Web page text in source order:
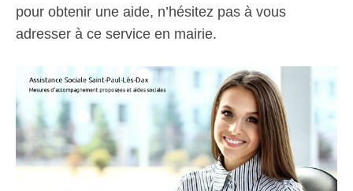
pour obtenir une aide, n’hésitez pas à vous
adresser à ce service en mairie.